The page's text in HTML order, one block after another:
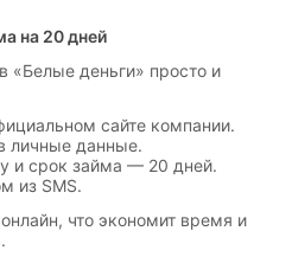
на 20 дней
«Белые деньги» просто и
сайте компании.
личные данные.
и срок займа — 20 дней.
из SMS.
что экономит время и